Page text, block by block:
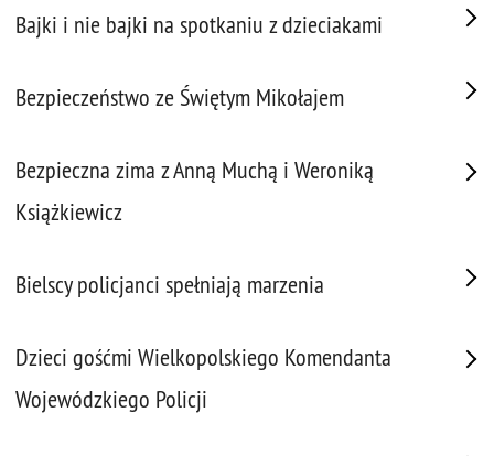
Bajki i nie bajki na spotkaniu z dzieciakami
Bezpieczeństwo ze Świętym Mikołajem
Bezpieczna zima z Anną Muchą i Weroniką
Książkiewicz
Bielscy policjanci spełniają marzenia
Dzieci gośćmi Wielkopolskiego Komendanta
Wojewódzkiego Policji